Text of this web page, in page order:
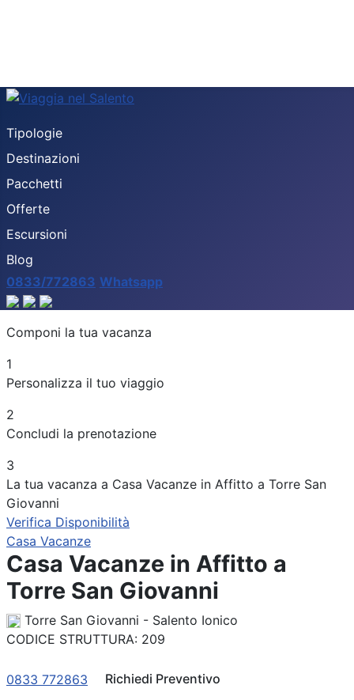
Tipologie
Destinazioni
Pacchetti
Offerte
Escursioni
Blog
0833/772863 Whatsapp
Tipologia
Periodo
Adulti
Bambini
Componi la tua vacanza
1
Personalizza il tuo viaggio
2
Concludi la prenotazione
3
La tua vacanza a Casa Vacanze in Affitto a Torre San
Giovanni
Verifica Disponibilità
Casa Vacanze
Casa Vacanze in Affitto a
Torre San Giovanni
Torre San Giovanni - Salento Ionico
CODICE STRUTTURA: 209
0833 772863
Richiedi Preventivo